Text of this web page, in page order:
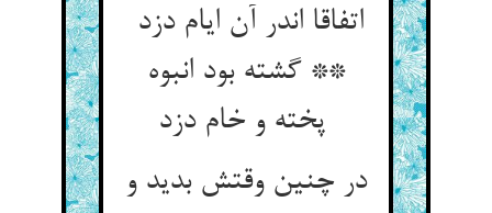
اتفاقا اندر آن ایام دزد
** گشته بود انبوه
در چنین وقتش بدید و